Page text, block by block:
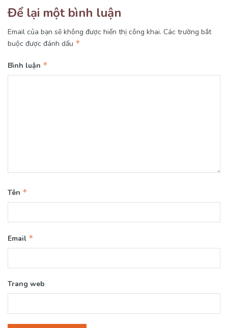
Để lại một bình luận
Email của bạn sẽ không được hiển thị công khai. Các trường bắt
buộc được đánh dấu *
Bình luận *
Tên *
Email *
Trang web